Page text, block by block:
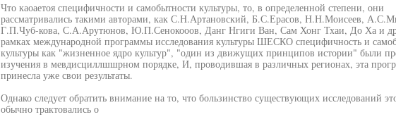
Что каоаетоя специфичности и самобытности культуры, то, в определенной степени, они
рассматривались такими авторами, как С.Н.Артановский, Б.С.Ерасов, Н.Н.Моисеев,
Г.П.Чуб-кова, С.А.Арутюнов, Ю.П.Сенокооов, Данг Нгиги Ван, Сам Хонг Тхаи, До Ха и
рамках международной программы исследования культуры ШЕСКО специфичность и
культуры как "жизненное ядро культур", "один из движущих принципов истории" были
изучения в мевдисциллшшрном порядке, И, проводившая в различных регионах, эта
принесла уже свои результаты.
Однако следует обратить внимание на то, что бользинство существующих исследований
обычно трактовались о